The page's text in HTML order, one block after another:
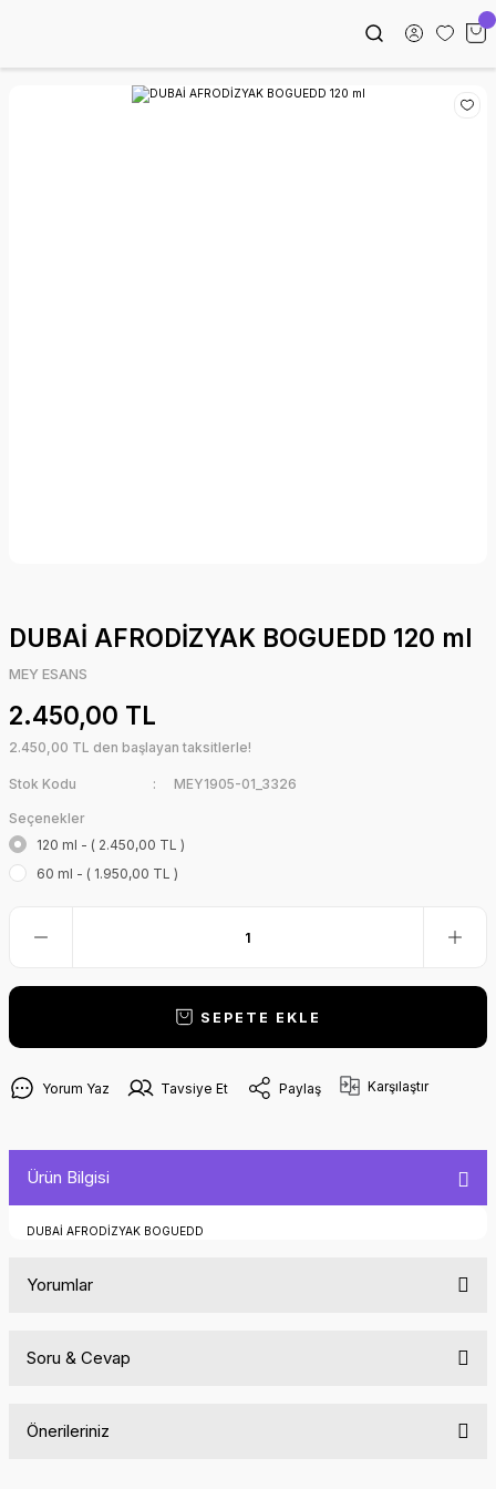
DUBAİ AFRODİZYAK BOGUEDD 120 ml
MEY ESANS
2.450,00 TL
2.450,00 TL den başlayan taksitlerle!
Stok Kodu MEY1905-01_3326
Seçenekler
120 ml - ( 2.450,00 TL )
60 ml - ( 1.950,00 TL )
SEPETE EKLE
Yorum Yaz Tavsiye Et Paylaş Karşılaştır
Ürün Bilgisi
DUBAİ AFRODİZYAK BOGUEDD
Yorumlar
Soru & Cevap
Önerileriniz